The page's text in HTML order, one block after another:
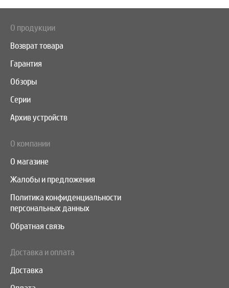
О продукции
Возврат товара
Гарантия
Обзоры
Серии
Архив устройств
О компании
О магазине
Жалобы и предложения
Политика конфиденциальности
персональных данных
Обратная связь
Доставка и оплата
Доставка